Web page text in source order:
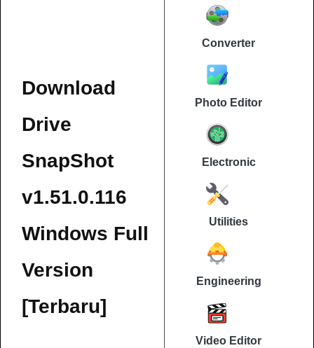
Download
Drive
SnapShot
v1.51.0.116
Windows Full
Version
[Terbaru]
Converter
Photo Editor
Electronic
Utilities
Engineering
Video Editor